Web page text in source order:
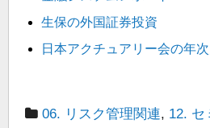
生保の外国証券投資
日本アクチュアリー会の年
06. リスク管理関連, 12. セ